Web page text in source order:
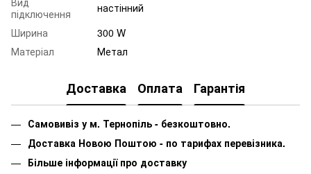
підключення
настінний
Ширина
300 W
Матеріал
Метал
Доставка Оплата Гарантія
Самовивіз у м. Тернопіль - безкоштовно.
Доставка Новою Поштою - по тарифах перевізника.
Більше інформації про доставку